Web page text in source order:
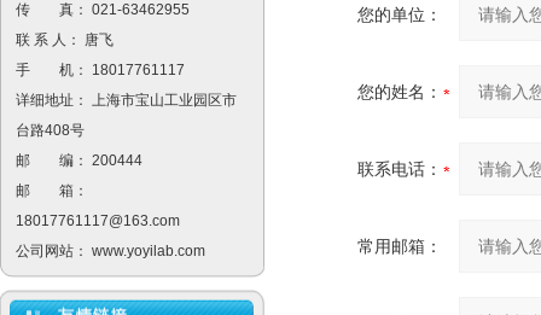
传 真： 021-63462955
联 系 人： 唐飞
手 机： 18017761117
详细地址： 上海市宝山工业园区市
台路408号
邮 编： 200444
邮 箱：
18017761117@163.com
公司网站： www.yoyilab.com
您的单位：
您的姓名：
联系电话：
常用邮箱：